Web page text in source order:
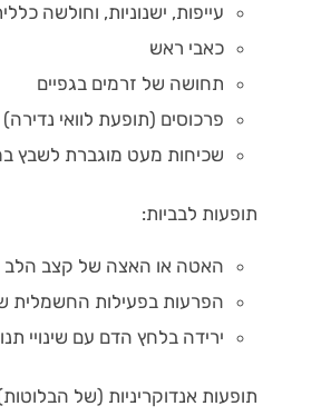
עייפות, ישנוניות, וחולשה
כאבי ראש
תחושה של זרמים בגפיים
פרכוסים (תופעת לוואי נדירה)
שכיחות מעט מוגברת לשבץ
תופעות לבביות:
האטה או האצה של קצב הלב
הפרעות בפעילות החשמלית
ירידה בלחץ הדם עם שינויי
תופעות אנדוקריניות (של